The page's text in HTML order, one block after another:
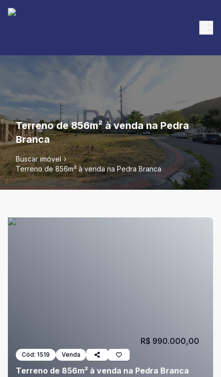
Terreno de 856m² à venda na Pedra
Branca
Buscar imóvel
Terreno de 856m² à venda na Pedra Branca
Cód: 1519 Venda
Terreno de 856m² à venda na Pedra Branca
R$ 990.000,00